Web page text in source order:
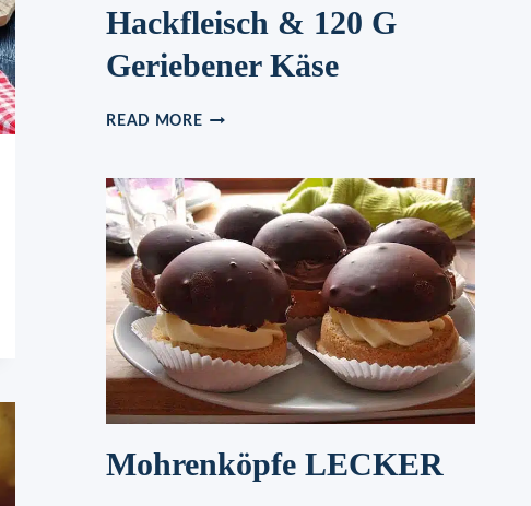
Hackfleisch & 120 G
Geriebener Käse
READ MOREBIG
GEFÜLLT
HACKFLEISCH
&
120
G
GERIEBENER
KÄSE
Mohrenköpfe LECKER